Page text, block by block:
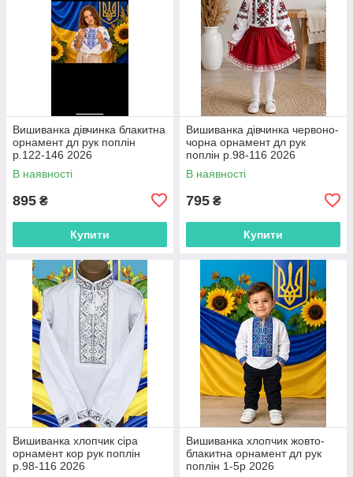
Вишиванка дівчинка блакитна
орнамент дл рук поплін
р.122-146 2026
В наявності
895 ₴
Купити
Вишиванка дівчинка червоно-
чорна орнамент дл рук
поплін р.98-116 2026
В наявності
795 ₴
Купити
Вишиванка хлопчик сіра
орнамент кор рук поплін
р.98-116 2026
Вишиванка хлопчик жовто-
блакитна орнамент дл рук
поплін 1-5р 2026